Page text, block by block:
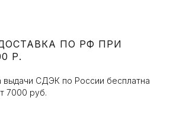
ПО РФ ПРИ
Р.
выдачи СДЭК по России бесплатна
7000 руб.
с